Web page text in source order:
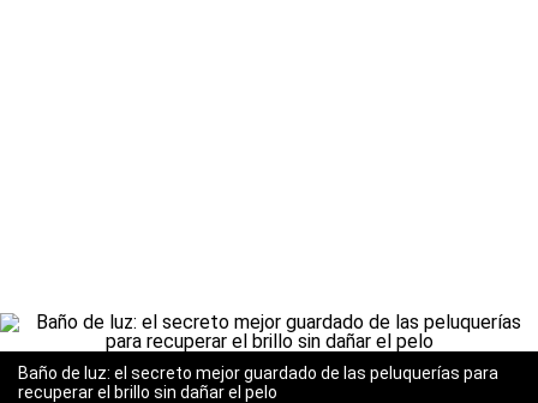
Baño de luz: el secreto mejor guardado de las peluquerías para
recuperar el brillo sin dañar el pelo